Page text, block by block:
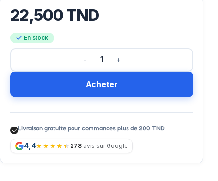
22,500TND
En stock
Acheter
Livraison gratuite pour commandes plus de 200 TND
4,4 278 avis sur Google